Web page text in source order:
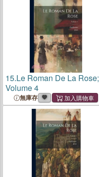
15.Le Roman De La Rose;
Volume 4
無庫存